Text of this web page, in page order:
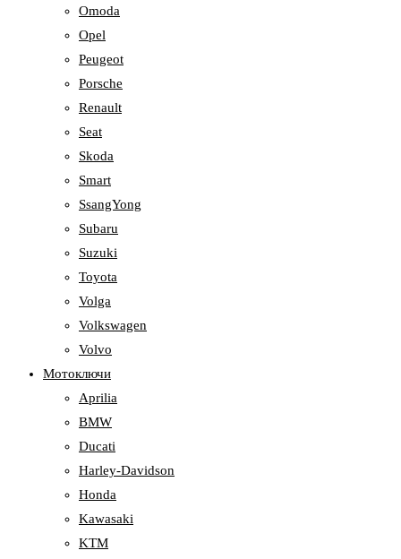
Omoda
Opel
Peugeot
Porsche
Renault
Seat
Skoda
Smart
SsangYong
Subaru
Suzuki
Toyota
Volga
Volkswagen
Volvo
Мотоключи
Aprilia
BMW
Ducati
Harley-Davidson
Honda
Kawasaki
KTM